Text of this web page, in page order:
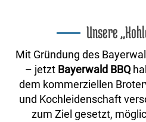
Unsere
Mit Gründung des
– jetzt Bayerwald BBQ
dem kommerziellen
und Kochleidenschaft
zum Ziel gesetzt,